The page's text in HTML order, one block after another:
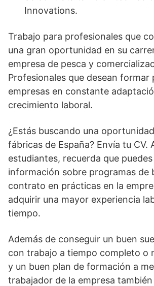
Innovations.
Trabajo para profesionales que
una gran oportunidad en su
empresa de pesca y
Profesionales que desean formar
empresas en constante
crecimiento laboral.
¿Estás buscando una
fábricas de España? Envía tu CV.
estudiantes, recuerda que
información sobre programas de
contrato en prácticas en la
adquirir una mayor experiencia
tiempo.
Además de conseguir un buen
con trabajo a tiempo completo o
y un buen plan de formación a
trabajador de la empresa